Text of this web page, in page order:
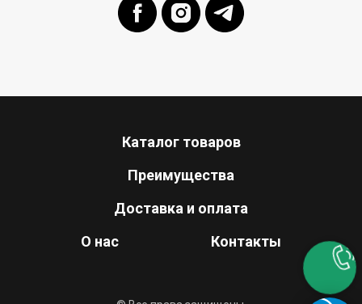
Каталог товаров
Преимущества
Доставка и оплата
О нас
Контакты